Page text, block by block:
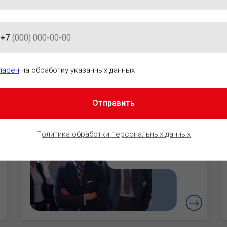
ПРАВОВОГО
Руководители
Уверенность в
безопасности
+7
на обработку указанных данных
Отправить
Политика обработки персональных данных